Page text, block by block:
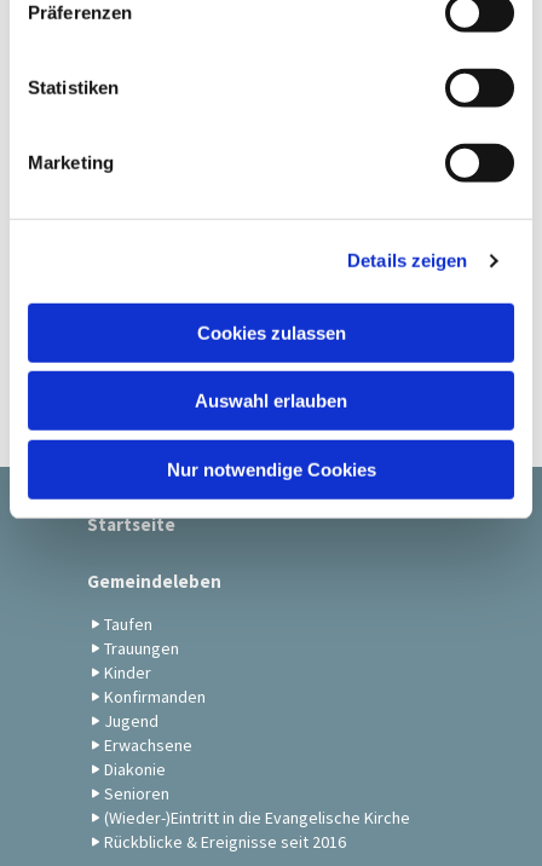
l
Präferenzen
Statistiken
Marketing
Details zeigen
Cookies zulassen
Auswahl erlauben
Nur notwendige Cookies
Startseite
Gemeindeleben
Taufen
Trauungen
Kinder
Konfirmanden
Jugend
Erwachsene
Diakonie
Senioren
(Wieder-)Eintritt in die Evangelische Kirche
Rückblicke & Ereignisse seit 2016